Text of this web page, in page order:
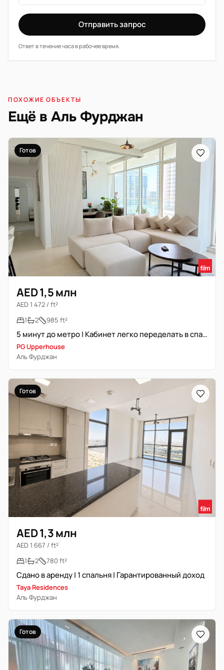
Отправить запрос
Ответ в течение часа в рабочее время.
ПОХОЖИЕ ОБЪЕКТЫ
Ещё в Аль Фурджан
Готов
AED 1,5 млн
AED 1 472 / ft²
1
2 985 ft²
5 минут до метро | Кабинет легко переделать в спальню
PG Upperhouse
Аль Фурджан
Готов
AED 1,3 млн
AED 1 667 / ft²
1
2 780 ft²
Сдано в аренду | 1 спальня | Гарантированный доход
Taya Residences
Аль Фурджан
Готов